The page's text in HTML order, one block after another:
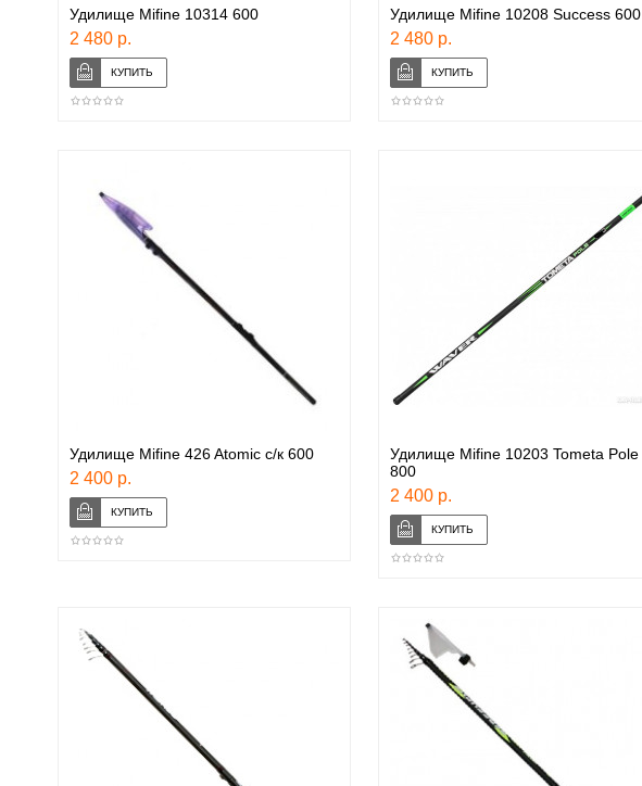
Удилище Mifine 10314 600
2 480 р.
Удилище Mifine 10208 Success 600
2 480 р.
Удилище Mifine 426 Atomic с/к 600
2 400 р.
Удилище Mifine 10203 Tometa Pole
800
2 400 р.